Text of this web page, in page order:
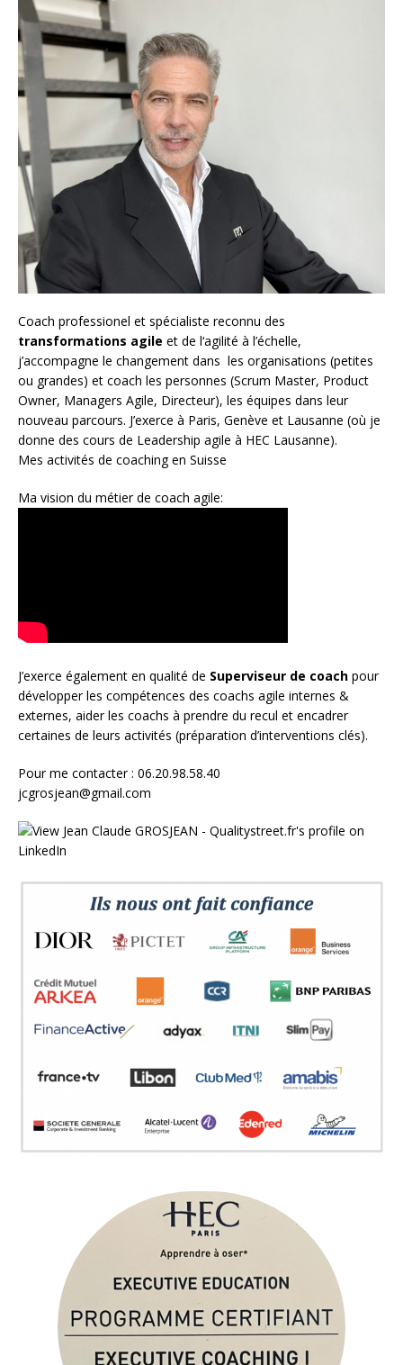
Coach professionel et spécialiste reconnu des
transformations agile et de l‘agilité à l’échelle,
j’accompagne le changement dans les organisations (petites
ou grandes) et coach les personnes (Scrum Master, Product
Owner, Managers Agile, Directeur), les équipes dans leur
nouveau parcours. J’exerce à Paris, Genève et Lausanne (où je
donne des cours de Leadership agile à HEC Lausanne).
Mes activités de coaching en Suisse
Ma vision du métier de coach agile:
J’exerce également en qualité de Superviseur de coach pour
développer les compétences des coachs agile internes &
externes, aider les coachs à prendre du recul et encadrer
certaines de leurs activités (préparation d’interventions clés).
Pour me contacter : 06.20.98.58.40
jcgrosjean@gmail.com